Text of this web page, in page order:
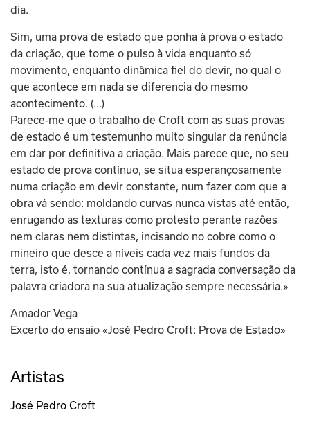
dia.
Sim, uma prova de estado que ponha à prova o estado
da criação, que tome o pulso à vida enquanto só
movimento, enquanto dinâmica fiel do devir, no qual o
que acontece em nada se diferencia do mesmo
acontecimento. (…)
Parece-me que o trabalho de Croft com as suas provas
de estado é um testemunho muito singular da renúncia
em dar por definitiva a criação. Mais parece que, no seu
estado de prova contínuo, se situa esperançosamente
numa criação em devir constante, num fazer com que a
obra vá sendo: moldando curvas nunca vistas até então,
enrugando as texturas como protesto perante razões
nem claras nem distintas, incisando no cobre como o
mineiro que desce a níveis cada vez mais fundos da
terra, isto é, tornando contínua a sagrada conversação da
palavra criadora na sua atualização sempre necessária.»
Amador Vega
Excerto do ensaio «José Pedro Croft: Prova de Estado»
Artistas
José Pedro Croft